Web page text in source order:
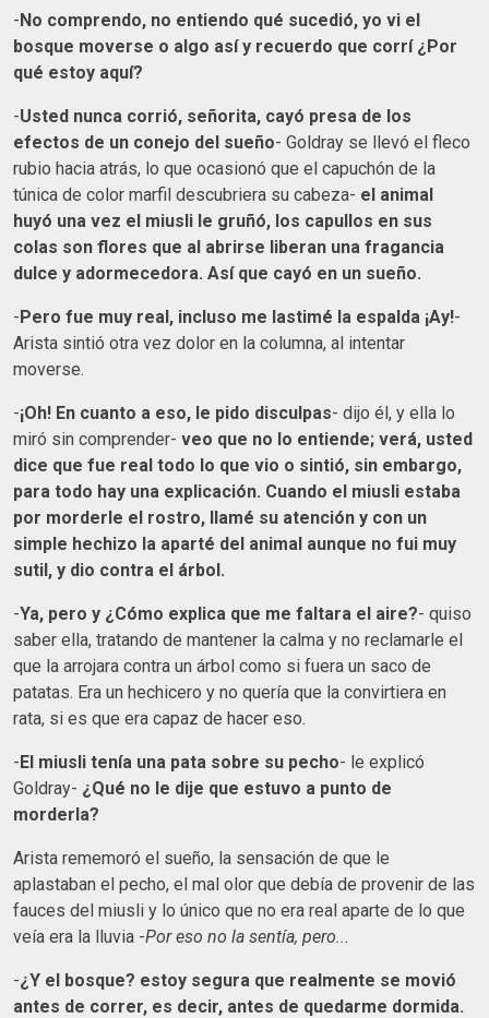
-No comprendo, no entiendo qué sucedió, yo vi el
bosque moverse o algo así y recuerdo que corrí ¿Por
qué estoy aquí?
-Usted nunca corrió, señorita, cayó presa de los
efectos de un conejo del sueño- Goldray se llevó el fleco
rubio hacia atrás, lo que ocasionó que el capuchón de la
túnica de color marfil descubriera su cabeza- el animal
huyó una vez el miusli le gruñó, los capullos en sus
colas son flores que al abrirse liberan una fragancia
dulce y adormecedora. Así que cayó en un sueño.
-Pero fue muy real, incluso me lastimé la espalda ¡Ay!-
Arista sintió otra vez dolor en la columna, al intentar
moverse.
-¡Oh! En cuanto a eso, le pido disculpas- dijo él, y ella lo
miró sin comprender- veo que no lo entiende; verá, usted
dice que fue real todo lo que vio o sintió, sin embargo,
para todo hay una explicación. Cuando el miusli estaba
por morderle el rostro, llamé su atención y con un
simple hechizo la aparté del animal aunque no fui muy
sutil, y dio contra el árbol.
-Ya, pero y ¿Cómo explica que me faltara el aire?- quiso
saber ella, tratando de mantener la calma y no reclamarle el
que la arrojara contra un árbol como si fuera un saco de
patatas. Era un hechicero y no quería que la convirtiera en
rata, si es que era capaz de hacer eso.
-El miusli tenía una pata sobre su pecho- le explicó
Goldray- ¿Qué no le dije que estuvo a punto de
morderla?
Arista rememoró el sueño, la sensación de que le
aplastaban el pecho, el mal olor que debía de provenir de las
fauces del miusli y lo único que no era real aparte de lo que
veía era la lluvia -Por eso no la sentía, pero...
-¿Y el bosque? estoy segura que realmente se movió
antes de correr, es decir, antes de quedarme dormida.